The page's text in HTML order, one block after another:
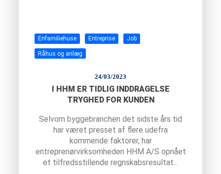
Enfamiliehuse Entreprise Job
Råhus og anlæg
24/03/2023
I HHM ER TIDLIG INDDRAGELSE
TRYGHED FOR KUNDEN
Selvom byggebranchen det sidste års tid
har været presset af flere udefra
kommende faktorer, har
entreprenørvirksomheden HHM A/S opnået
et tilfredsstillende regnskabsresultat...